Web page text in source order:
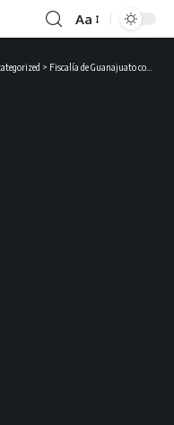
Aa
> Fiscalía de Guanajuato confirma dificultades para extraer restos humanos de pozos en Francisco de Tavera en Juventino Rosas.